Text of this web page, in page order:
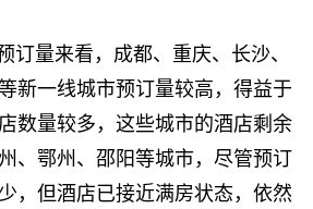
量来看，成都、重庆、长沙、
新一线城市预订量较高，得益于
数量较多，这些城市的酒店剩余
、鄂州、邵阳等城市，尽管预订
，但酒店已接近满房状态，依然